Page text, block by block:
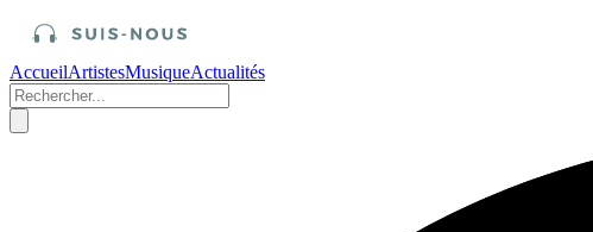
AccueilArtistesMusiqueActualités